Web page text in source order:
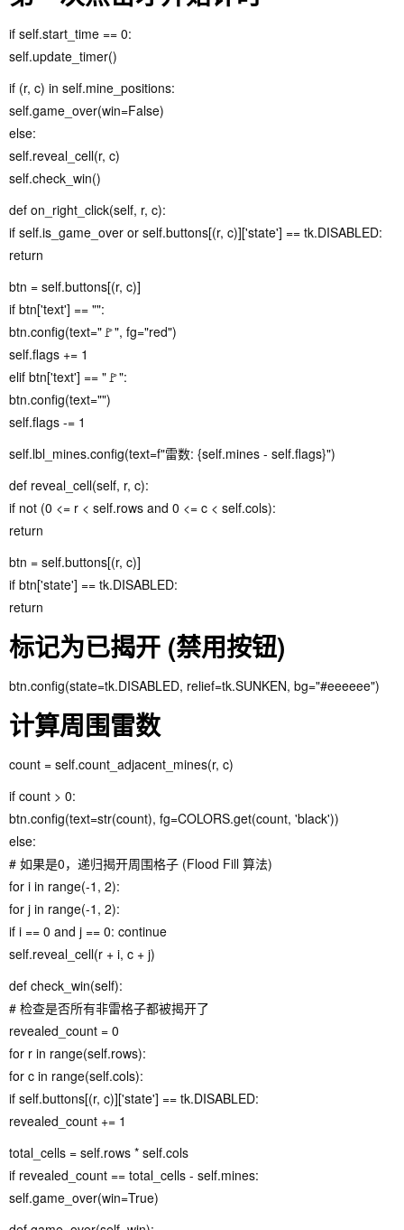
if self.start_time == 0:
self.update_timer()
if (r, c) in self.mine_positions:
self.game_over(win=False)
else:
self.reveal_cell(r, c)
self.check_win()
def on_right_click(self, r, c):
if self.is_game_over or self.buttons[(r, c)]['state'] == tk.DISABLED:
return
btn = self.buttons[(r, c)]
if btn['text'] == "":
btn.config(text="🚩", fg="red")
self.flags += 1
elif btn['text'] == "🚩":
btn.config(text="")
self.flags -= 1
self.lbl_mines.config(text=f"雷数: {self.mines - self.flags}")
def reveal_cell(self, r, c):
if not (0 <= r < self.rows and 0 <= c < self.cols):
return
btn = self.buttons[(r, c)]
if btn['state'] == tk.DISABLED:
return
标记为已揭开 (禁用按钮)
btn.config(state=tk.DISABLED, relief=tk.SUNKEN, bg="#eeeeee")
计算周围雷数
count = self.count_adjacent_mines(r, c)
if count > 0:
btn.config(text=str(count), fg=COLORS.get(count, 'black'))
else:
# 如果是0，递归揭开周围格子 (Flood Fill 算法)
for i in range(-1, 2):
for j in range(-1, 2):
if i == 0 and j == 0: continue
self.reveal_cell(r + i, c + j)
def check_win(self):
# 检查是否所有非雷格子都被揭开了
revealed_count = 0
for r in range(self.rows):
for c in range(self.cols):
if self.buttons[(r, c)]['state'] == tk.DISABLED:
revealed_count += 1
total_cells = self.rows * self.cols
if revealed_count == total_cells - self.mines:
self.game_over(win=True)